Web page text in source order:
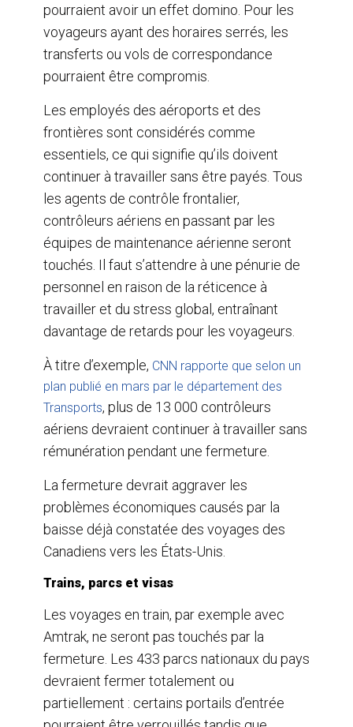
pourraient avoir un effet domino. Pour les
voyageurs ayant des horaires serrés, les
transferts ou vols de correspondance
pourraient être compromis.
Les employés des aéroports et des
frontières sont considérés comme
essentiels, ce qui signifie qu’ils doivent
continuer à travailler sans être payés. Tous
les agents de contrôle frontalier,
contrôleurs aériens en passant par les
équipes de maintenance aérienne seront
touchés. Il faut s’attendre à une pénurie de
personnel en raison de la réticence à
travailler et du stress global, entraînant
davantage de retards pour les voyageurs.
À titre d’exemple, CNN rapporte que selon un
plan publié en mars par le département des
Transports, plus de 13 000 contrôleurs
aériens devraient continuer à travailler sans
rémunération pendant une fermeture.
La fermeture devrait aggraver les
problèmes économiques causés par la
baisse déjà constatée des voyages des
Canadiens vers les États-Unis.
Trains, parcs et visas
Les voyages en train, par exemple avec
Amtrak, ne seront pas touchés par la
fermeture. Les 433 parcs nationaux du pays
devraient fermer totalement ou
partiellement : certains portails d’entrée